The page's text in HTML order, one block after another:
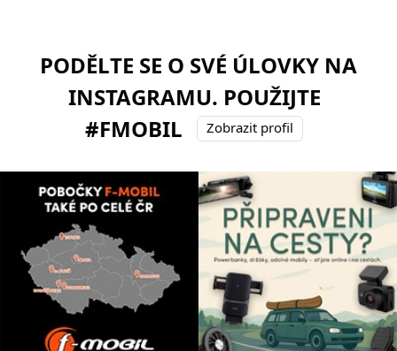
PODĚLTE SE O SVÉ ÚLOVKY NA
INSTAGRAMU. POUŽIJTE
#FMOBIL
Zobrazit profil